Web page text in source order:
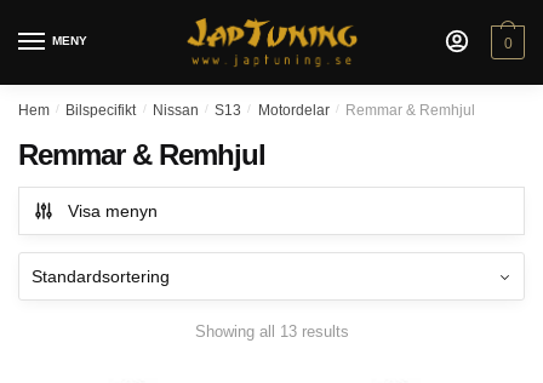
MENY 0
Hem / Bilspecifikt / Nissan / S13 / Motordelar / Remmar & Remhjul
Remmar & Remhjul
Visa menyn
Showing all 13 results